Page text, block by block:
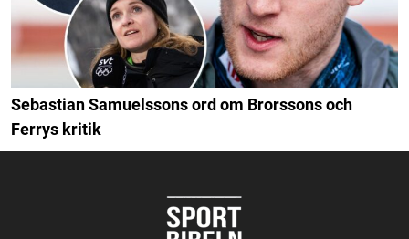
Sebastian Samuelssons ord om Brorssons och
Ferrys kritik